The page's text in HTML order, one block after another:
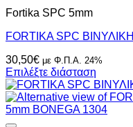
Fortika SPC 5mm
FORTIKA SPC
30,50€ με Φ.Π.Α. 24%
Επιλέξτε διάσταση